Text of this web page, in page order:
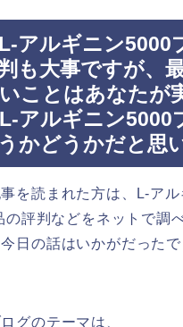
L-アルギニン5000
も大事ですが、
ことはあなたが
アルギニン5000
かどうかだと思
を読まれた方は、L-アル
評判などをネットで調
日の話はいかがだったで
グのテーマは、